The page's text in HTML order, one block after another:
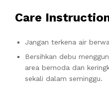
Care
Jangan terkena air
Bersihkan debu
area bernoda dan
sekali dalam seminggu.